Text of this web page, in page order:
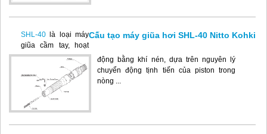
Cấu tạo máy giũa hơi SHL-40 Nitto Kohki
SHL-40 là loại máy
giũa cầm tay, hoạt
động bằng khí nén, dựa trên nguyên lý
chuyển động tịnh tiến của piston trong
nòng ...